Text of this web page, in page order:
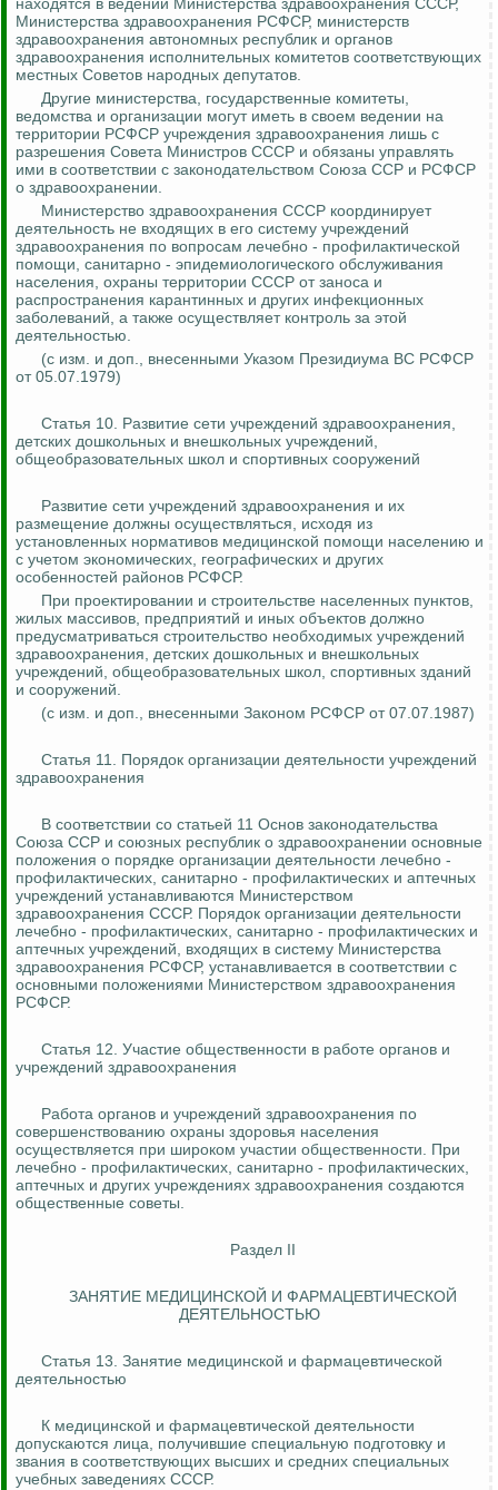
находятся в ведении Министерства здравоохранения СССР,
Министерства здравоохранения РСФСР, министерств
здравоохранения автономных республик и органов
здравоохранения исполнительных комитетов соответствующих
местных Советов народных депутатов.
Другие министерства, государственные комитеты,
ведомства и организации могут иметь в своем ведении на
территории РСФСР учреждения здравоохранения лишь с
разрешения Совета Министров СССР и обязаны управлять
ими в соответствии с законодательством Союза ССР и РСФСР
о здравоохранении.
Министерство здравоохранения СССР координирует
деятельность не входящих в его систему учреждений
здравоохранения по вопросам лечебно - профилактической
помощи, санитарно - эпидемиологического обслуживания
населения, охраны территории СССР от заноса и
распространения карантинных и других инфекционных
заболеваний, а также осуществляет контроль за этой
деятельностью.
(с изм. и доп., внесенными Указом Президиума ВС РСФСР
от 05.07.1979)
Статья 10. Развитие сети учреждений здравоохранения,
детских дошкольных и внешкольных учреждений,
общеобразовательных школ и спортивных сооружений
Развитие сети учреждений здравоохранения и их
размещение должны осуществляться, исходя из
установленных нормативов медицинской помощи населению и
с учетом экономических, географических и других
особенностей районов РСФСР.
При проектировании и строительстве населенных пунктов,
жилых массивов, предприятий и иных объектов должно
предусматриваться строительство необходимых учреждений
здравоохранения, детских дошкольных и внешкольных
учреждений, общеобразовательных школ, спортивных зданий
и сооружений.
(с изм. и доп., внесенными Законом РСФСР от 07.07.1987)
Статья 11. Порядок организации деятельности учреждений
здравоохранения
В соответствии со статьей 11 Основ законодательства
Союза ССР и союзных республик о здравоохранении основные
положения о порядке организации деятельности лечебно -
профилактических, санитарно - профилактических и аптечных
учреждений устанавливаются Министерством
здравоохранения СССР. Порядок организации деятельности
лечебно - профилактических, санитарно - профилактических и
аптечных учреждений, входящих в систему Министерства
здравоохранения РСФСР, устанавливается в соответствии с
основными положениями Министерством здравоохранения
РСФСР.
Статья 12. Участие общественности в работе органов и
учреждений здравоохранения
Работа органов и учреждений здравоохранения по
совершенствованию охраны здоровья населения
осуществляется при широком участии общественности. При
лечебно - профилактических, санитарно - профилактических,
аптечных и других учреждениях здравоохранения создаются
общественные советы.
Раздел II
ЗАНЯТИЕ МЕДИЦИНСКОЙ И ФАРМАЦЕВТИЧЕСКОЙ
ДЕЯТЕЛЬНОСТЬЮ
Статья 13. Занятие медицинской и фармацевтической
деятельностью
К медицинской и фармацевтической деятельности
допускаются лица, получившие специальную подготовку и
звания в соответствующих высших и средних специальных
учебных заведениях СССР.